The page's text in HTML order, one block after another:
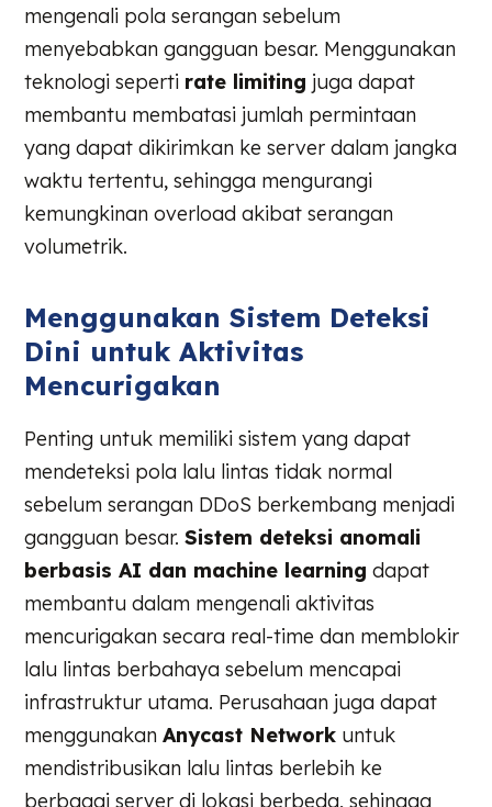
mengenali pola serangan sebelum
menyebabkan gangguan besar. Menggunakan
teknologi seperti rate limiting juga dapat
membantu membatasi jumlah permintaan
yang dapat dikirimkan ke server dalam jangka
waktu tertentu, sehingga mengurangi
kemungkinan overload akibat serangan
volumetrik.
Menggunakan Sistem Deteksi
Dini untuk Aktivitas
Mencurigakan
Penting untuk memiliki sistem yang dapat
mendeteksi pola lalu lintas tidak normal
sebelum serangan DDoS berkembang menjadi
gangguan besar.Sistem deteksi anomali
berbasis AI dan machine learning dapat
membantu dalam mengenali aktivitas
mencurigakan secara real-time dan memblokir
lalu lintas berbahaya sebelum mencapai
infrastruktur utama. Perusahaan juga dapat
menggunakanAnycast Network untuk
mendistribusikan lalu lintas berlebih ke
berbagai server di lokasi berbeda, sehingga